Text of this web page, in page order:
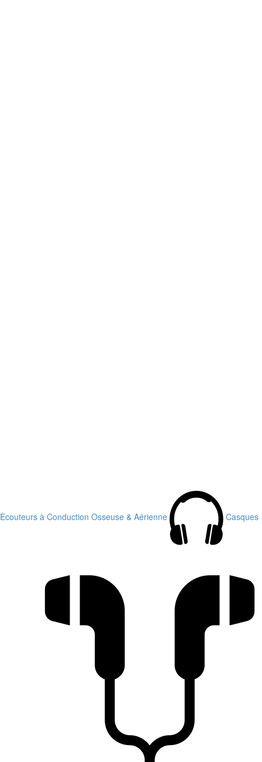
Ecouteurs à Conduction Osseuse & Aérienne Casques